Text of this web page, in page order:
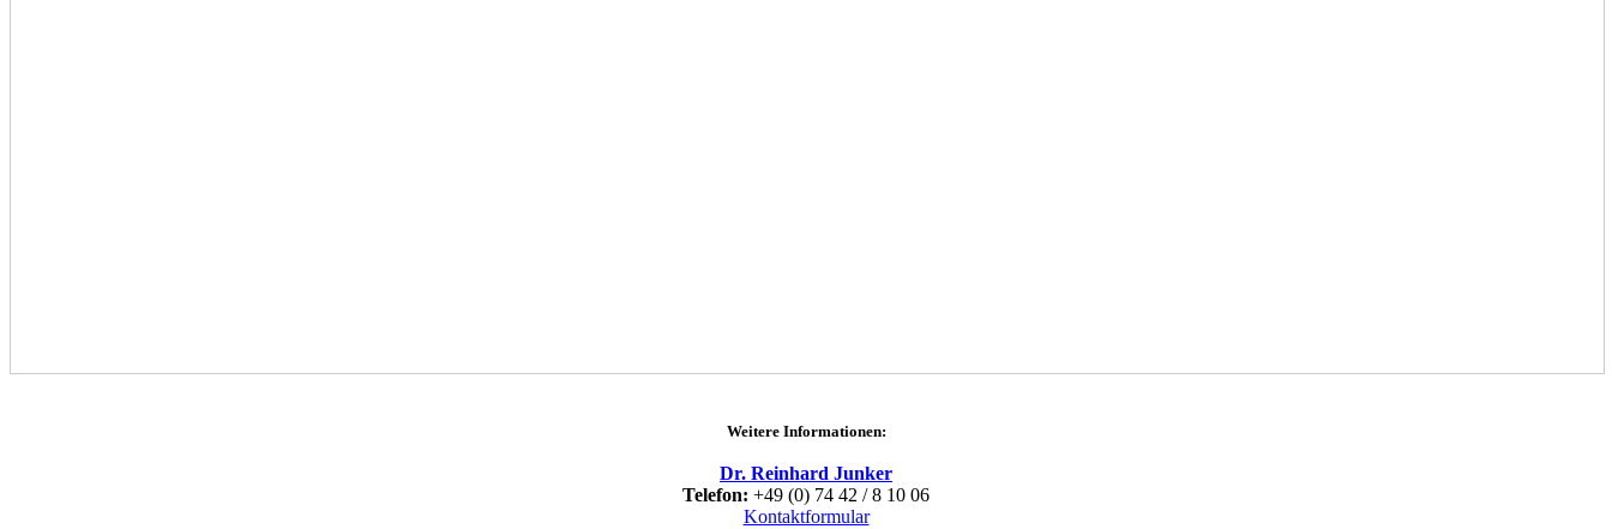
Weitere Informationen:
Dr. Reinhard Junker
Telefon: +49 (0) 74 42 / 8 10 06
Kontaktformular